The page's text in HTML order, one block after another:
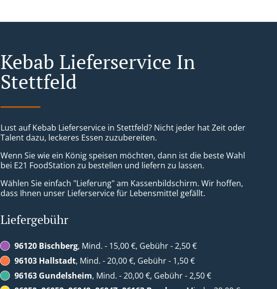
Kebab Lieferservice In
Stettfeld
Lust auf Kebab Lieferservice in Stettfeld? Nicht jeder hat Zeit oder
Talent dazu, leckeres Essen zuzubereiten.
Wenn Sie wie ein König speisen möchten, dann ist die beste Wahl
bei E21 FoodStation zu bestellen und liefern zu lassen.
Wählen Sie einfach "Lieferung" am Kassenbildschirm. Wir hoffen,
dass Ihnen unser Lieferservice für Lebensmittel gefällt.
Liefergebühr
96120 Bischberg, Mind. - 15,00 €, Gebühr - 2,50 €
96103 Hallstadt, Mind. - 20,00 €, Gebühr - 1,50 €
96163 Gundelsheim, Mind. - 20,00 €, Gebühr - 2,50 €